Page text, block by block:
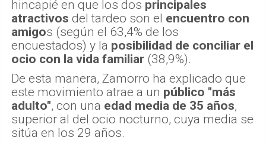
hincapié en que los dos principales
atractivos del tardeo son el encuentro con
amigos (según el 63,4% de los
encuestados) y la posibilidad de conciliar el
ocio con la vida familiar (38,9%).
De esta manera, Zamorro ha explicado que
este movimiento atrae a un público "más
adulto", con una edad media de 35 años,
superior al del ocio nocturno, cuya media se
sitúa en los 29 años.